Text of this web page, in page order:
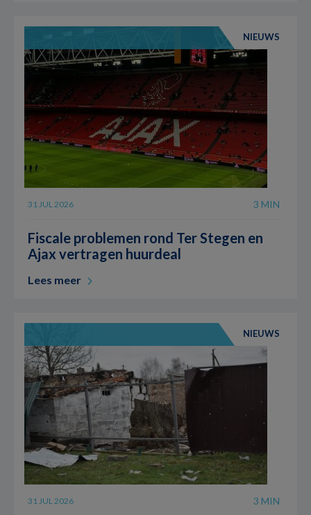
NIEUWS
31 JUL 2026 3 MIN
Fiscale problemen rond Ter Stegen en
Ajax vertragen huurdeal
Lees meer
NIEUWS
31 JUL 2026 3 MIN